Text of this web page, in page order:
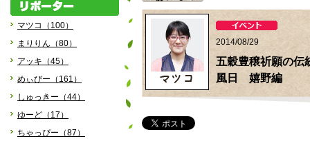
マツコ（100）
まりりん（80）
アッキ（45）
めぃびー（161）
しゅっきー（44）
ゆーど（17）
ちゃっぴー（87）
2014/08/29
五穀豊穣祈願の伝
風日 嬉野編